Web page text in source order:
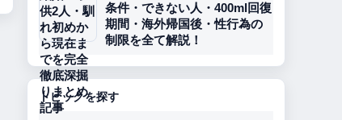
条件・できない人・400ml回復
期間・海外帰国後・性行為の
制限を全て解説！
トピックを探す